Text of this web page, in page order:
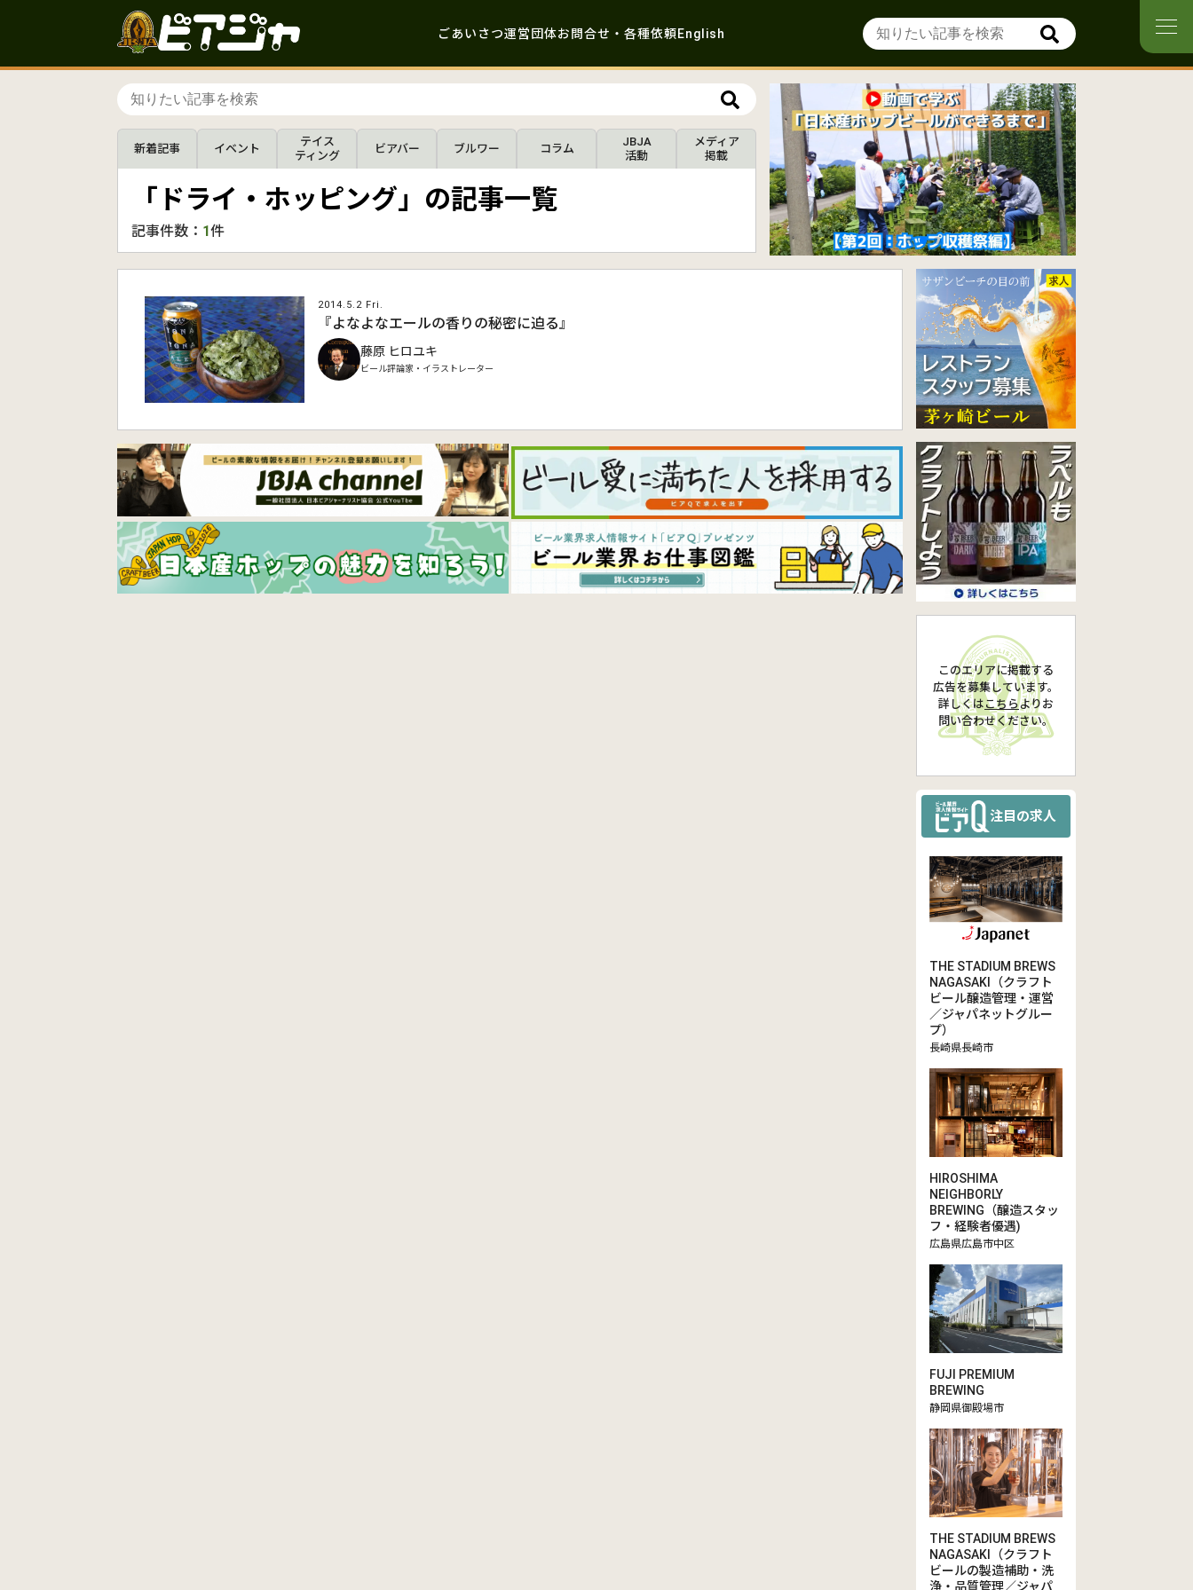
ごあいさつ運営団体お問合せ・各種依頼English
新着記事 イベント
テイス
ティング
ビアバー ブルワー コラム
JBJA
活動
メディア
掲載
「ドライ・ホッピング」の記事一覧
記事件数： 1件
2014.5.2 Fri.
『よなよなエールの香りの秘密に迫る』
藤原 ヒロユキ
ビール評論家・イラストレーター
このエリアに掲載する
広告を募集しています。
詳しくは こちらより お
問い合わせください。
注目の求人
THE STADIUM BREWS
NAGASAKI（クラフト
ビール醸造管理・運営
／ジャパネットグルー
プ）
長崎県長崎市
HIROSHIMA
NEIGHBORLY
BREWING（醸造スタッ
フ・経験者優遇)
広島県広島市中区
FUJI PREMIUM
BREWING
静岡県御殿場市
THE STADIUM BREWS
NAGASAKI（クラフト
ビールの製造補助・洗
浄・品質管理／ジャパ